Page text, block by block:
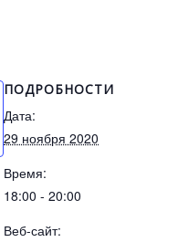
ПОДРОБНОСТИ
Дата:
29 ноября 2020
Время:
18:00 - 20:00
Веб-сайт: